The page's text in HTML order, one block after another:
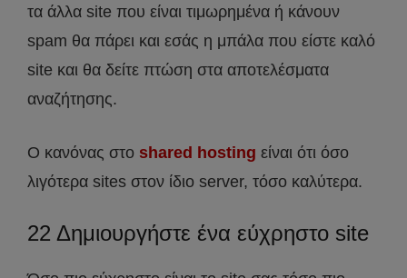
τα άλλα site που είναι τιμωρημένα ή κάνουν
spam θα πάρει και εσάς η μπάλα που είστε καλό
site και θα δείτε πτώση στα αποτελέσματα
αναζήτησης.
Ο κανόνας στο shared hosting είναι ότι όσο
λιγότερα sites στον ίδιο server, τόσο καλύτερα.
22 Δημιουργήστε ένα εύχρηστο site